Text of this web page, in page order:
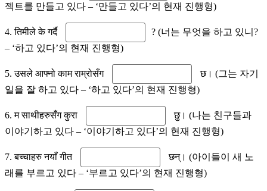
젝트를 만들고 있다 – ‘만들고 있다’의 현재 진행형)
4. तिमीले के गर्दै
? (너는 무엇을 하고 있니?
– ‘하고 있다’의 현재 진행형)
5. उसले आफ्नो काम राम्रोसँग
छ। (그는 자기
일을 잘 하고 있다 – ‘하고 있다’의 현재 진행형)
6. म साथीहरुसँग कुरा
छु। (나는 친구들과
이야기하고 있다 – ‘이야기하고 있다’의 현재 진행형)
7. बच्चाहरु नयाँ गीत
छन्। (아이들이 새 노
래를 부르고 있다 – ‘부르고 있다’의 현재 진행형)